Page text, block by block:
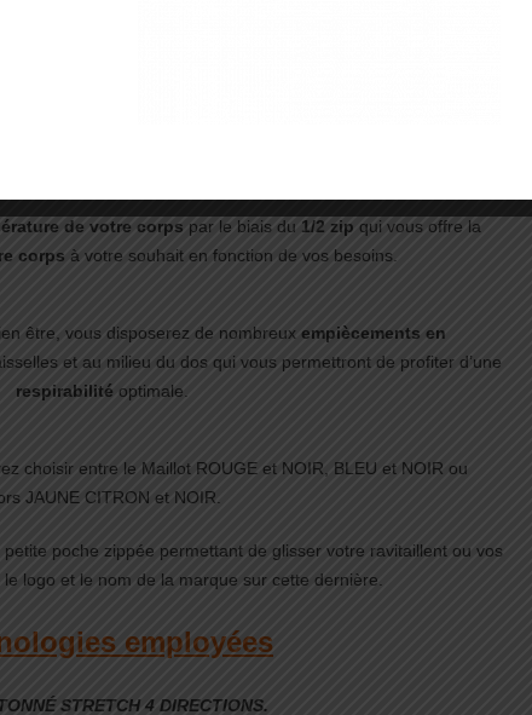
MID
de température soudain lors de votre séance.
de votre corps par le biais du 1/2 zip qui vous offre la
corps à votre souhait en fonction de vos besoins.
être, vous disposerez de nombreux empiècements en
et au milieu du dos qui vous permettront de profiter d’une
respirabilité optimale.
choisir entre le Maillot ROUGE et NOIR, BLEU et NOIR ou
JAUNE CITRON et NOIR.
poche zippée permettant de glisser votre ravitaillent ou vos
logo et le nom de la marque sur cette dernière.
employées
STRETCH 4 DIRECTIONS.